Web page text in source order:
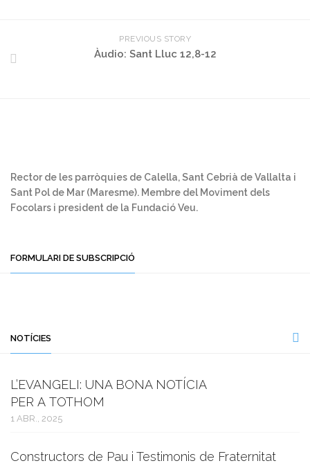
PREVIOUS STORY
Àudio: Sant Lluc 12,8-12
Rector de les parròquies de Calella, Sant Cebrià de Vallalta i
Sant Pol de Mar (Maresme). Membre del Moviment dels
Focolars i president de la Fundació Veu.
FORMULARI DE SUBSCRIPCIÓ
NOTÍCIES
L’EVANGELI: UNA BONA NOTÍCIA
PER A TOTHOM
1 ABR., 2025
Constructors de Pau i Testimonis de Fraternitat